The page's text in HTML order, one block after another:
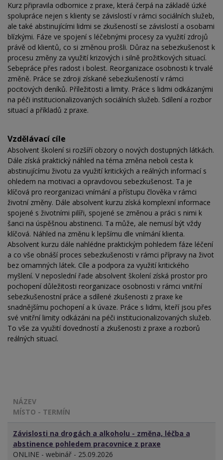
Kurz připravila odbornice z praxe, která čerpá na základě úzké
spolupráce nejen s klienty se závislostí v rámci sociálních služeb,
ale také abstinujícími lidmi se zkušeností se závislostí a osobami
blízkými. Fáze ve spojení s léčebnými procesy za využití zdrojů
právě od klientů, co si změnou prošli. Důraz na sebezkušenost k
procesu změny za využití krizových i silně prožitkových situací.
Sebepráce přes radost i bolest. Reorganizace osobnosti k trvalé
změně. Práce se zdroji získané sebezkušeností v rámci
pocitových deníků. Příležitosti a limity. Práce s lidmi odkázanými
na péči institucionalizovaných sociálních služeb. Sdílení a rozbor
situací a příkladů z praxe.
Vzdělávací cíle
Absolvent školení si rozšíří obzory o nových dostupných látkách.
Dále získá praktický náhled na téma změna neboli cesta k
abstinujícímu životu za využití kritických a reálných informací s
ohledem na motivaci a opravdovou sebezkušenost. Ta je
klíčová pro reorganizaci vnímání a přístupu člověka v rámci
životní změny. Dále absolvent kurzu získá komplexní informace
spojené s životními pilíři, spojené se změnou a práci s nimi k
šanci na úspěšnou abstinenci. Ta může, ale nemusí být vždy
klíčová. Náhled na změnu k lepšímu dle vnímání klienta.
Absolvent kurzu dále nahlédne praktickým pohledem fáze léčení
a co vše obnáší proces sebezkušenosti v rámci přípravy na život
bez omamných látek. Cíle a podpora za využití kritického
myšlení. V neposlední řade absolvent školení získá prostor pro
pochopení důležitosti reorganizace osobnosti v rámci vnitřní
sebezkušenostní práce a sdílené zkušenosti z praxe ke
snadnějšímu pochopení a k úvaze. Práce s lidmi, kteří jsou přes
své vnitřní limity odkázáni na péči institucionalizovaných služeb.
To vše za využití dovedností a zkušenosti z praxe a rozborů
reálných situací.
NÁZEV
MÍSTO - TERMÍN
Závislosti na drogách a alkoholu - změna, léčba a
abstinence pohledem pracovnice z praxe
ONLINE - webinář - 25.09.2026